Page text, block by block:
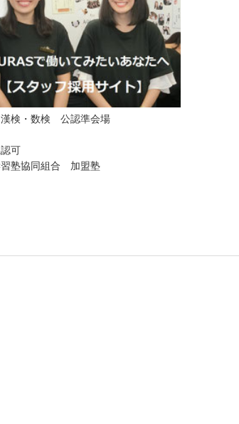
漢検・数検 公認準会場
可
習塾協同組合 加盟塾